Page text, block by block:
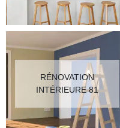
RÉNOVATION
INTÉRIEURE 81